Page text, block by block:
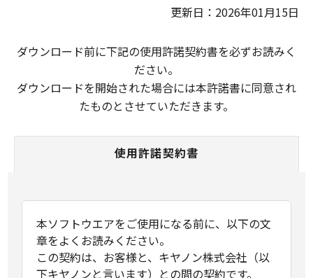
更新日：2026年01月15日
ダウンロード前に下記の使用許諾契約書を必ずお読みく
ださい。
ダウンロードを開始された場合には本許諾書に同意され
たものとさせていただきます。
使用許諾契約書
本ソフトウエアをご使用になる前に、以下の文
章をよくお読みください。
この契約は、お客様と、キヤノン株式会社（以
下キヤノンと言います）との間の契約です。